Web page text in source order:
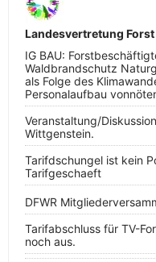
Landesvertretung
IG BAU:
Waldbrandschutz
als Folge des
Personalaufbau
Veranstaltung/
Wittgenstein.
Tarifdschungel ist kein
Tarifgeschaeft
DFWR
Tarifabschluss für TV-
noch aus.